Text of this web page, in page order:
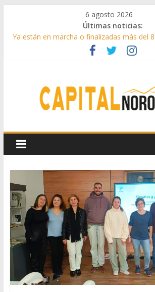
6 agosto 2026
Últimas noticias:
Ya están en marcha o finalizadas más del
medidas urgentes para reconstruir la Sierra
Cerca de 33.000 asistentes en los
kilos de forraje a las ganaderías afectadas
de la Sierra Oeste
Guadarrama abre matricula 2026-2027
Humanidades